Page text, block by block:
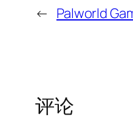
← Palworld
评论